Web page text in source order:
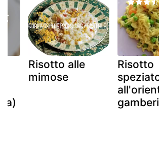
Risotto alle
mimose
Risotto
gamberi